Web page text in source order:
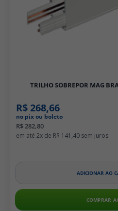
TRILHO SOBREPOR MAG
R$ 268,66
no pix ou boleto
R$ 282,80
2x de R$ 141,40
ADICIONAR AO
COMPRAR